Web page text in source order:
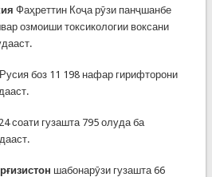
Фаҳреттин Коҷа рӯзи панҷшанбе
озмоиши токсикологии воксани
боз 11 198 нафар гирифторони
соати гузашта 795 олуда ба
шабонарӯзи гузашта 66